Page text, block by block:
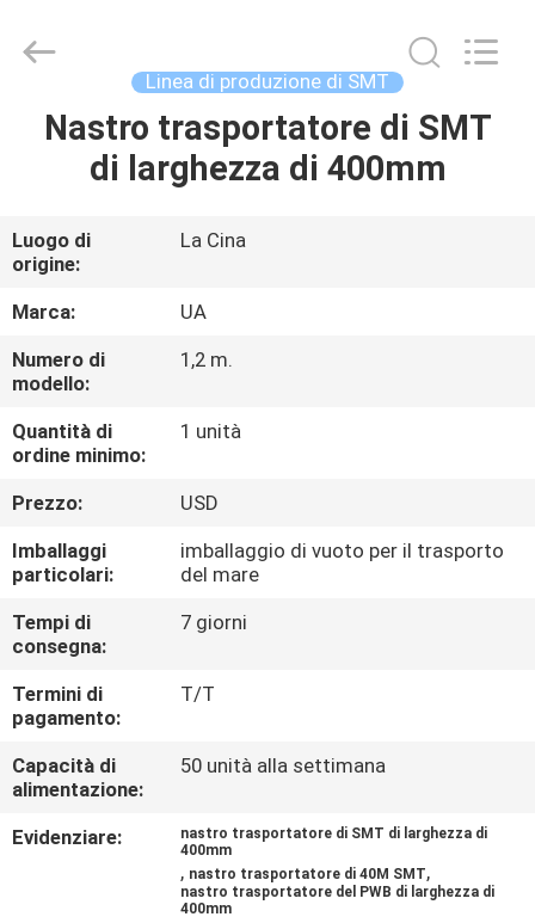
CASA
CIRCA
NOI
GIRO
DELLA
CONTROLLO
DI
QUALITÀ
CONTATTICI
NOTIZIE
UNIQUE
AUTOMATION
Reserved.
Linea di produzione di SMT
Nastro trasportatore di SMT
di larghezza di 400mm
Luogo di
origine:
La Cina
Marca:
UA
Numero di
modello:
1,2 m.
Quantità di
ordine minimo:
1 unità
Prezzo:
USD
Imballaggi
particolari:
imballaggio di vuoto per il trasporto
del mare
Tempi di
consegna:
7 giorni
Termini di
pagamento:
T/T
Capacità di
alimentazione:
50 unità alla settimana
Evidenziare:
nastro trasportatore di SMT di larghezza di
400mm
, nastro trasportatore di 40M SMT,
nastro trasportatore del PWB di larghezza di
400mm